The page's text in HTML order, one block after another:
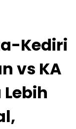
Kediri
vs KA